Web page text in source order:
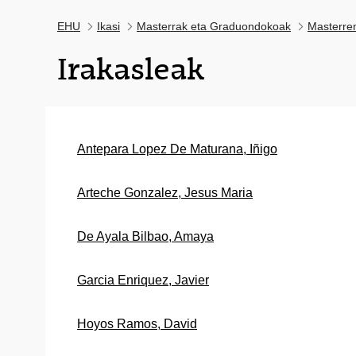
EHU Ikasi Masterrak eta Graduondokoak
Irakasleak
Antepara Lopez De Maturana, Iñigo
Arteche Gonzalez, Jesus Maria
De Ayala Bilbao, Amaya
Garcia Enriquez, Javier
Hoyos Ramos, David